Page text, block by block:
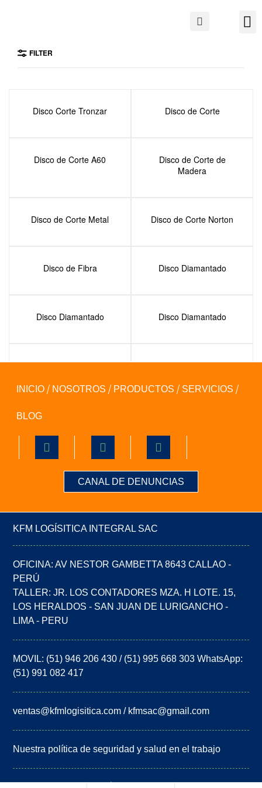
FILTER
Disco Corte Tronzar Disco de Corte
Disco de Corte A60
Disco de Corte de
Madera
Disco de Corte Metal Disco de Corte Norton
Disco de Fibra Disco Diamantado
Disco Diamantado Disco Diamantado
Disco Flap Metal Lija de Agua
INICIO NOSOTROS PRODUCTOS SERVICIOS
BLOG
CANAL DE DENUNCIAS
KFM LOGÍSITICA INTEGRAL SAC
OFICINA: AV NESTOR GAMBETTA 8643 CALLAO -
PERÚ
TALLER: JR. LOS CONTADORES MZA. H LOTE. 15,
LOS HERALDOS - SAN JUAN DE LURIGANCHO -
LIMA - PERU
MOVIL: (51) 946 206 430 / (51) 995 668 303 WhatsApp:
(51) 991 082 417
ventas@kfmlogisitica.com / kfmsac@gmail.com
Nuestra política de seguridad y salud en el trabajo